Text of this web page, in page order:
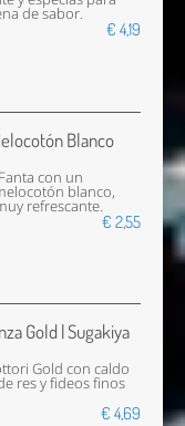
de sabor.
€ 4,19
Blanco
con un
blanco,
refrescante.
€ 2,55
Gold | Sugakiya
Gold con caldo
res y fideos finos
€ 4,69